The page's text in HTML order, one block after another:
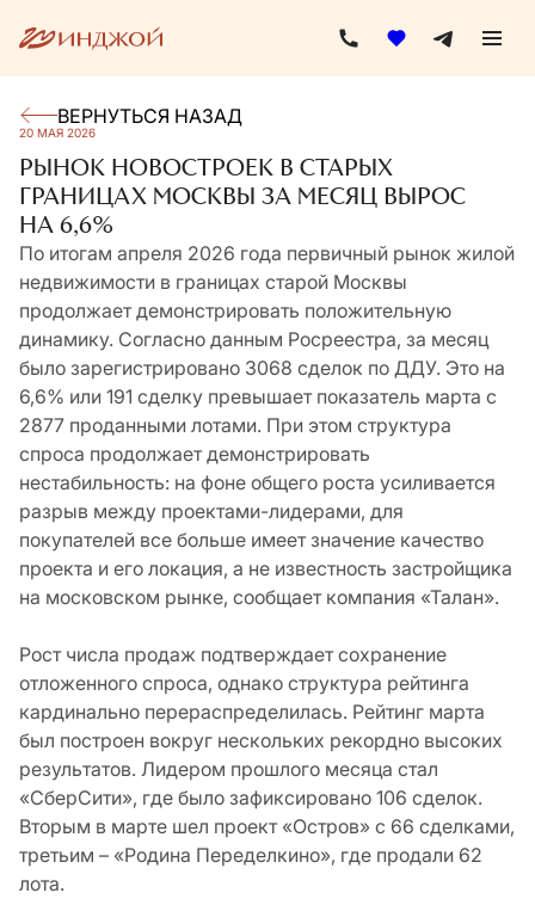
ВЕРНУТЬСЯ НАЗАД
20 МАЯ 2026
РЫНОК НОВОСТРОЕК В СТАРЫХ
ГРАНИЦАХ МОСКВЫ ЗА МЕСЯЦ ВЫРОС
НА 6,6%
По итогам апреля 2026 года первичный рынок жилой
недвижимости в границах старой Москвы
продолжает демонстрировать положительную
динамику. Согласно данным Росреестра, за месяц
было зарегистрировано 3068 сделок по ДДУ. Это на
6,6% или 191 сделку превышает показатель марта с
2877 проданными лотами. При этом структура
спроса продолжает демонстрировать
нестабильность: на фоне общего роста усиливается
разрыв между проектами-лидерами, для
покупателей все больше имеет значение качество
проекта и его локация, а не известность застройщика
на московском рынке, сообщает компания «Талан».
Рост числа продаж подтверждает сохранение
отложенного спроса, однако структура рейтинга
кардинально перераспределилась. Рейтинг марта
был построен вокруг нескольких рекордно высоких
результатов. Лидером прошлого месяца стал
«СберСити», где было зафиксировано 106 сделок.
Вторым в марте шел проект «Остров» с 66 сделками,
третьим – «Родина Переделкино», где продали 62
лота.